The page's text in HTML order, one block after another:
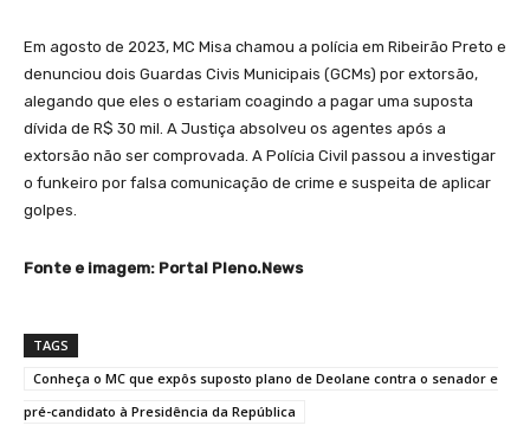
Em agosto de 2023, MC Misa chamou a polícia em Ribeirão Preto e
denunciou dois Guardas Civis Municipais (GCMs) por extorsão,
alegando que eles o estariam coagindo a pagar uma suposta
dívida de R$ 30 mil. A Justiça absolveu os agentes após a
extorsão não ser comprovada. A Polícia Civil passou a investigar
o funkeiro por falsa comunicação de crime e suspeita de aplicar
golpes.
Fonte e imagem: Portal Pleno.News
TAGS
Conheça o MC que expôs suposto plano de Deolane contra o senador e
pré-candidato à Presidência da República